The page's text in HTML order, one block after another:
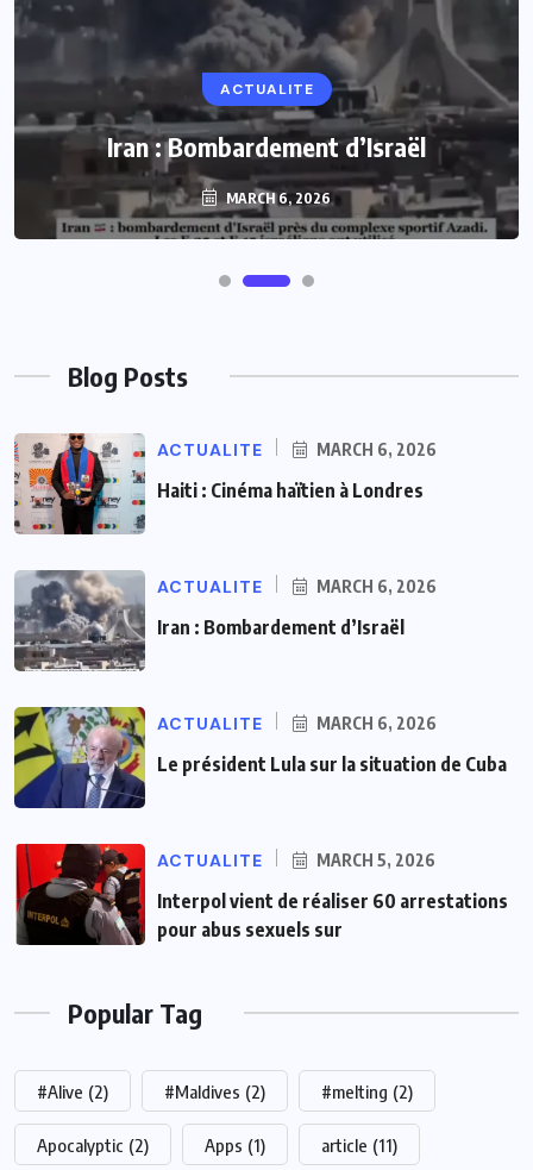
ACTUALITE
Iran : Bombardement d’Israël
MARCH 6, 2026
ACTUALITE
Le président Lula sur la situation de Cuba
MARCH 6, 2026
Blog Posts
ACTUALITE MARCH 6, 2026
Haiti : Cinéma haïtien à Londres
ACTUALITE MARCH 6, 2026
Iran : Bombardement d’Israël
ACTUALITE MARCH 6, 2026
Le président Lula sur la situation de Cuba
ACTUALITE MARCH 5, 2026
Interpol vient de réaliser 60 arrestations
pour abus sexuels sur
Popular Tag
#Alive (2) #Maldives (2) #melting (2)
Apocalyptic (2) Apps (1) article (11)